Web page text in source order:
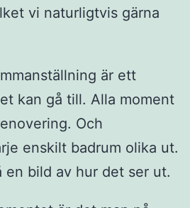
vi naturligtvis gärna
är ett
kan gå till. Alla moment
Och
enskilt badrum olika ut.
en bild av hur det ser ut.